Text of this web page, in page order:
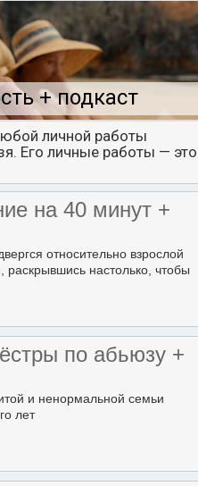
+ подкаст
личной работы
Его личные работы — это
на 40 минут +
относительно взрослой
настолько, чтобы
по абьюзу +
и ненормальной семьи
лет